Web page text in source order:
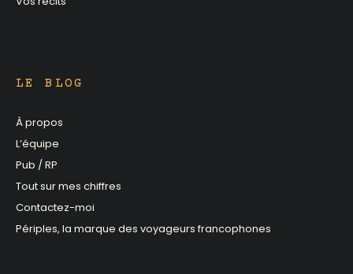
LE BLOG
À propos
L’équipe
Pub / RP
Tout sur mes chiffres
Contactez-moi
Périples, la marque des voyageurs francophones